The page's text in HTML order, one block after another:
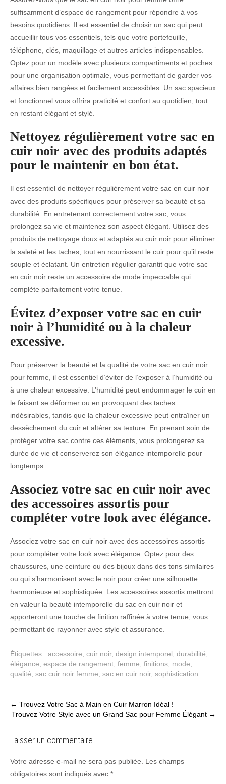
suffisamment d’espace de rangement pour répondre à vos
besoins quotidiens. Il est essentiel de choisir un sac qui peut
accueillir tous vos essentiels, tels que votre portefeuille,
téléphone, clés, maquillage et autres articles indispensables.
Optez pour un modèle avec plusieurs compartiments et poches
pour une organisation optimale, vous permettant de garder vos
affaires bien rangées et facilement accessibles. Un sac spacieux
et fonctionnel vous offrira praticité et confort au quotidien, tout
en restant élégant et stylé.
Nettoyez régulièrement votre sac en
cuir noir avec des produits adaptés
pour le maintenir en bon état.
Il est essentiel de nettoyer régulièrement votre sac en cuir noir
avec des produits spécifiques pour préserver sa beauté et sa
durabilité. En entretenant correctement votre sac, vous
prolongez sa vie et maintenez son aspect élégant. Utilisez des
produits de nettoyage doux et adaptés au cuir noir pour éliminer
la saleté et les taches, tout en nourrissant le cuir pour qu’il reste
souple et éclatant. Un entretien régulier garantit que votre sac
en cuir noir reste un accessoire de mode impeccable qui
complète parfaitement votre tenue.
Évitez d’exposer votre sac en cuir
noir à l’humidité ou à la chaleur
excessive.
Pour préserver la beauté et la qualité de votre sac en cuir noir
pour femme, il est essentiel d’éviter de l’exposer à l’humidité ou
à une chaleur excessive. L’humidité peut endommager le cuir en
le faisant se déformer ou en provoquant des taches
indésirables, tandis que la chaleur excessive peut entraîner un
dessèchement du cuir et altérer sa texture. En prenant soin de
protéger votre sac contre ces éléments, vous prolongerez sa
durée de vie et conserverez son élégance intemporelle pour
longtemps.
Associez votre sac en cuir noir avec
des accessoires assortis pour
compléter votre look avec élégance.
Associez votre sac en cuir noir avec des accessoires assortis
pour compléter votre look avec élégance. Optez pour des
chaussures, une ceinture ou des bijoux dans des tons similaires
ou qui s’harmonisent avec le noir pour créer une silhouette
harmonieuse et sophistiquée. Les accessoires assortis mettront
en valeur la beauté intemporelle du sac en cuir noir et
apporteront une touche de finition raffinée à votre tenue, vous
permettant de rayonner avec style et assurance.
Étiquettes : accessoire cuir noir, design intemporel durabilité
élégance espace de rangement femme finitions mode
qualité sac cuir noir femme sac en cuir noir, sophistication
Post
navigation
← Trouvez Votre Sac à Main en Cuir Marron Idéal !
Trouvez Votre Style avec un Grand Sac pour Femme Élégant →
Laisser un commentaire
Votre adresse e-mail ne sera pas publiée.
Les champs
obligatoires sont indiqués avec *